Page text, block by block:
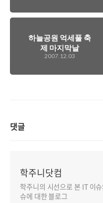
하늘공원 억세풀 축
제 마지막날
2007.12.03
댓글
학주니닷컴
학주니의 시선으로 본 IT 이
슈에 대한 블로그